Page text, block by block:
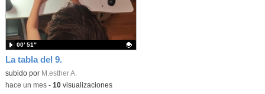
La tabla del 9.
Contenido educativo.
subido por M.esther A.
00′ 51″
-hace un mes- 10visualizaciones